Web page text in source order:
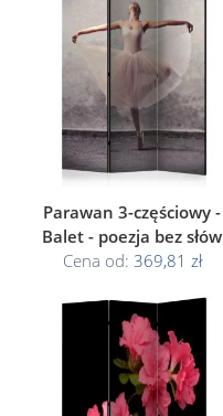
Parawan 3-częściowy -
Balet - poezja bez słów
Cena od: 369,81 zł